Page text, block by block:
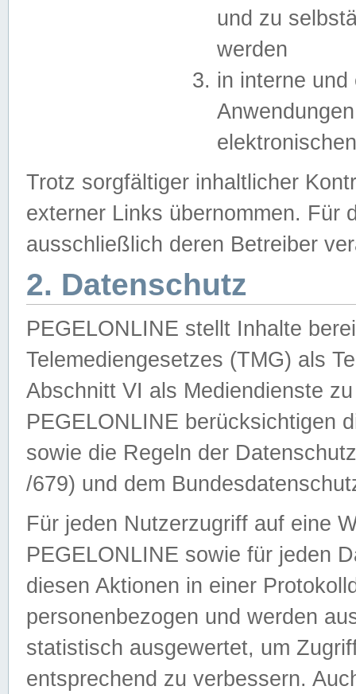
und zu
werden
in interne
Trotz sorgfältiger inhaltlicher
externer Links übernommen. Für
ausschließlich deren Betreiber
2. Datenschutz
PEGELONLINE stellt Inhalte
Telemediengesetzes (TMG) als
Abschnitt VI als Mediendienste
PEGELONLINE berücksichtigen
sowie die Regeln der
/679) und dem
Für jeden Nutzerzugriff auf eine
PEGELONLINE sowie für jeden
diesen Aktionen in einer
personenbezogen und werden
statistisch ausgewertet, um
entsprechend zu verbessern.